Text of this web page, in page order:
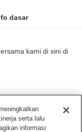
dasar
kami di sini di
serta lalu
informasi